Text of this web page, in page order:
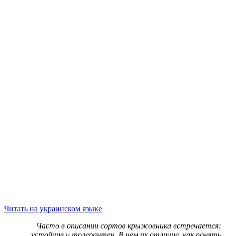
Читать на украинском языке
Часто в описании сортов крыжовника встречается: